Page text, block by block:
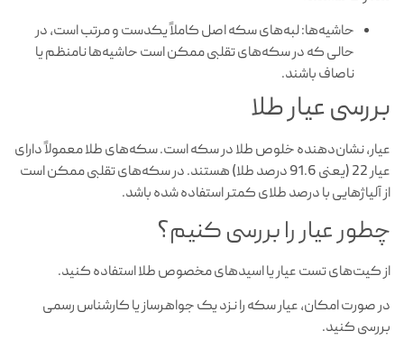
حاشیه‌ها: لبه‌های سکه اصل کاملاً یکدست و مرتب است، در
حالی که در سکه‌های تقلبی ممکن است حاشیه‌ها نامنظم یا
ناصاف باشند.
بررسی عیار طلا
عیار، نشان‌دهنده خلوص طلا در سکه است. سکه‌های طلا معمولاً دارای
عیار 22 (یعنی 91.6 درصد طلا) هستند. در سکه‌های تقلبی ممکن است
از آلیاژهایی با درصد طلای کمتر استفاده شده باشد.
چطور عیار را بررسی کنیم؟
از کیت‌های تست عیار یا اسیدهای مخصوص طلا استفاده کنید.
در صورت امکان، عیار سکه را نزد یک جواهرساز یا کارشناس رسمی
بررسی کنید.